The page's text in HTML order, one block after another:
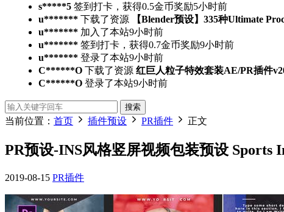
s*****5 签到打卡，获得0.5金币奖励5小时前
u******* 下载了资源 【Blender预设】335种Ultimate
u******* 加入了本站9小时前
u******* 签到打卡，获得0.7金币奖励9小时前
u******* 登录了本站9小时前
C******O 下载了资源 红巨人粒子特效套装AE/PR插件
C******O 登录了本站9小时前
搜索
当前位置： 首页 插件预设 PR插件 正文
PR预设-INS风格竖屏视频包装预设 Sports
2019-08-15 PR插件